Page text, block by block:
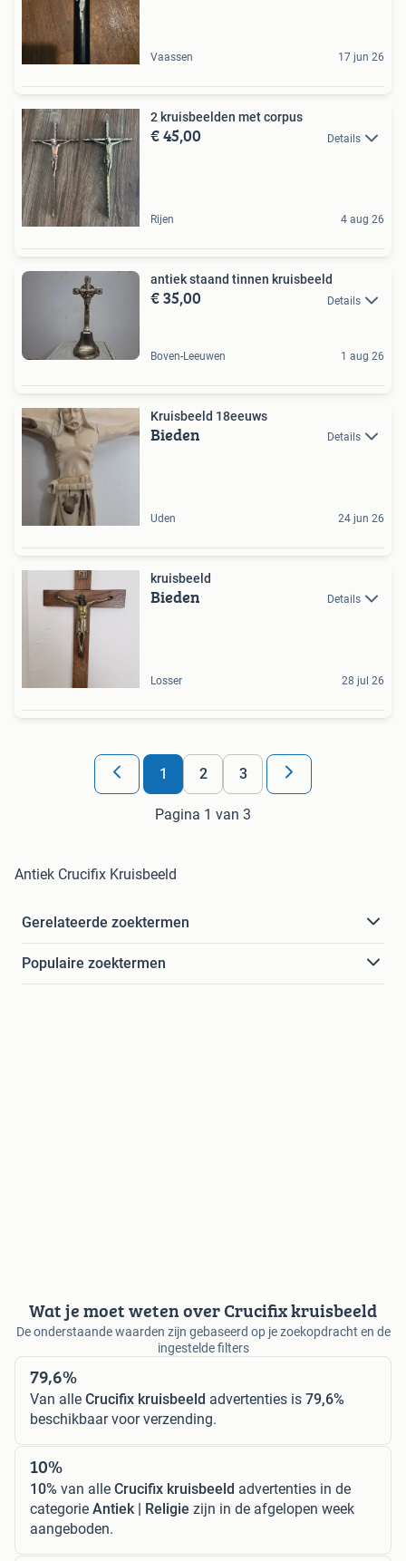
Vaassen 17 jun 26
2 kruisbeelden met corpus
€ 45,00 Details
Rijen 4 aug 26
antiek staand tinnen kruisbeeld
€ 35,00 Details
Boven-Leeuwen 1 aug 26
Kruisbeeld 18eeuws
Bieden Details
Uden 24 jun 26
kruisbeeld
Bieden Details
Losser 28 jul 26
1 2 3
Pagina 1 van 3
Antiek Crucifix Kruisbeeld
Gerelateerde zoektermen
Populaire zoektermen
Wat je moet weten over Crucifix kruisbeeld
De onderstaande waarden zijn gebaseerd op je zoekopdracht en de
ingestelde filters
79,6%
Van alle Crucifix kruisbeeld advertenties is 79,6%
beschikbaar voor verzending.
10%
10% van alle Crucifix kruisbeeld advertenties in de
categorie Antiek | Religie zijn in de afgelopen week
aangeboden.